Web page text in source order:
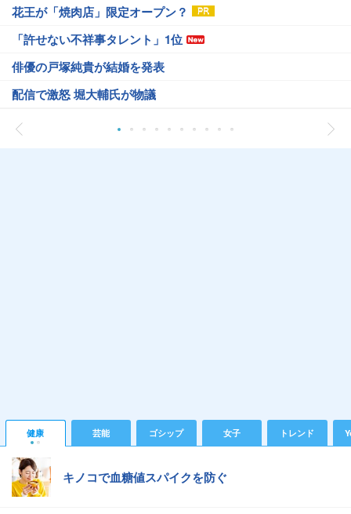
花王が「焼肉店」限定オープン？
「許せない不祥事タレント」1位
俳優の戸塚純貴が結婚を発表
配信で激怒 堀大輔氏が物議
健康 芸能 ゴシップ 女子 トレンド
キノコで血糖値スパイクを防ぐ